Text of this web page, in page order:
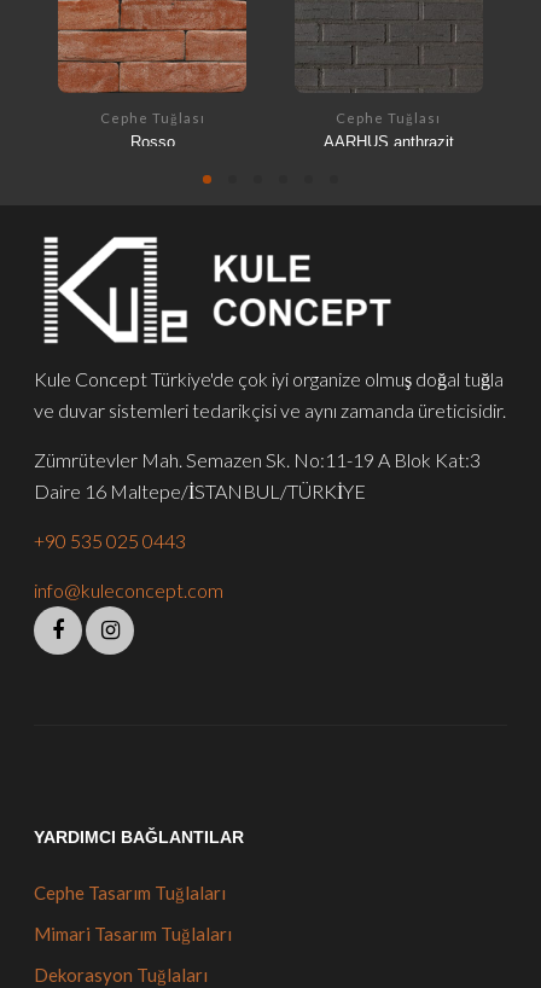
Cephe Tuğlası
Rosso
Cephe Tuğlası
AARHUS anthrazit
Kule Concept Türkiye'de çok iyi organize olmuş doğal tuğla
ve duvar sistemleri tedarikçisi ve aynı zamanda üreticisidir.
Zümrütevler Mah. Semazen Sk. No:11-19 A Blok Kat:3
Daire 16 Maltepe/İSTANBUL/TÜRKİYE
+90 535 025 0443
info@kuleconcept.com
YARDIMCI BAĞLANTILAR
Cephe Tasarım Tuğlaları
Mimari Tasarım Tuğlaları
Dekorasyon Tuğlaları